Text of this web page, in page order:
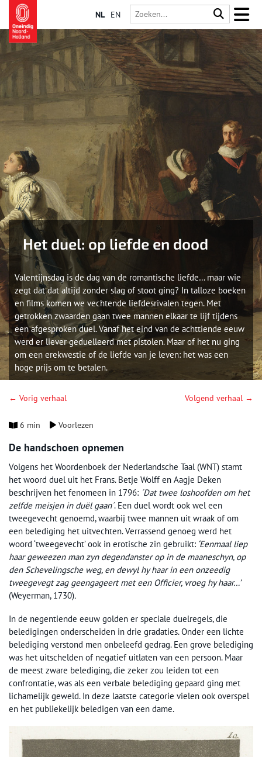
NL EN
Het duel: op liefde en dood
Valentijnsdag is de dag van de romantische liefde… maar wie
zegt dat dat altijd zonder slag of stoot ging? In talloze boeken
en films komen we vechtende liefdesrivalen tegen. Met
getrokken zwaarden gaan twee mannen elkaar te lijf tijdens
een afgesproken duel. Vanaf het eind van de achttiende eeuw
werd er liever geduelleerd met pistolen. Maar of het nu ging
om een erekwestie of de liefde van je leven: het was een
hoge prijs om te betalen.
← Vorig verhaal Volgend verhaal →
6 min Voorlezen
De handschoen opnemen
Volgens het Woordenboek der Nederlandsche Taal (WNT) stamt
het woord duel uit het Frans. Betje Wolff en Aagje Deken
beschrijven het fenomeen in 1796: ´Dat twee loshoofden om het
zelfde meisjen in duël gaan´. Een duel wordt ook wel een
tweegevecht genoemd, waarbij twee mannen uit wraak of om
een belediging het uitvechten. Verrassend genoeg werd het
woord ‘tweegevecht’ ook in erotische zin gebruikt: ‘Eenmaal liep
haar geweezen man zyn degendanster op in de maaneschyn, op
den Schevelingsche weg, en dewyl hy haar in een onzeedig
tweegevegt zag geengageert met een Officier, vroeg hy haar…’
(Weyerman, 1730).
In de negentiende eeuw golden er speciale duelregels, die
beledigingen onderscheiden in drie gradaties. Onder een lichte
belediging verstond men onbeleefd gedrag. Een grove belediging
was het uitschelden of negatief uitlaten van een persoon. Maar
de meest zware belediging, die zeker zou leiden tot een
confrontatie, was als een verbale belediging gepaard ging met
lichamelijk geweld. In deze laatste categorie vielen ook overspel
en het publiekelijk beledigen van een dame.